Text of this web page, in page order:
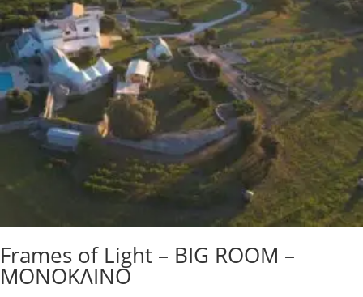
Frames of Light – BIG ROOM –
ΜΟΝΟΚΛΙΝΟ